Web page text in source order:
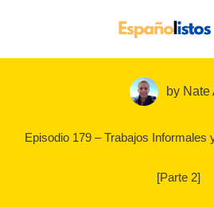
by Nate
Episodio 179 – Trabajos Informales
[Parte 2]